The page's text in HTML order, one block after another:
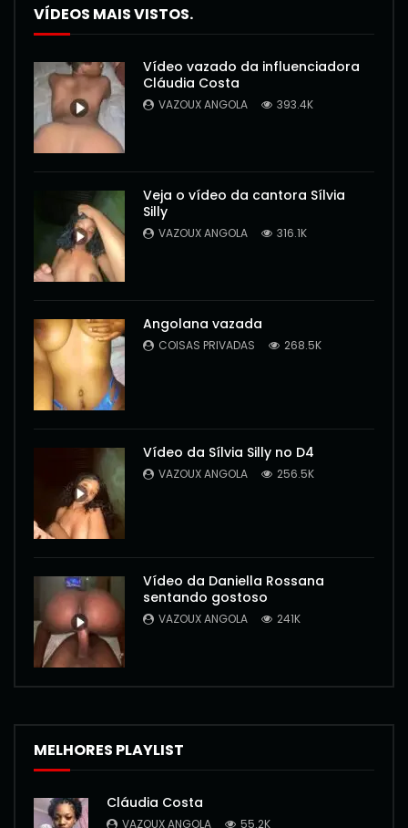
VÍDEOS MAIS VISTOS.
Vídeo vazado da influenciadora
Cláudia Costa
VAZOUX ANGOLA 393.4K
Veja o vídeo da cantora Sílvia
Silly
VAZOUX ANGOLA 316.1K
Angolana vazada
COISAS PRIVADAS 268.5K
Vídeo da Sílvia Silly no D4
VAZOUX ANGOLA 256.5K
Vídeo da Daniella Rossana
sentando gostoso
VAZOUX ANGOLA 241K
MELHORES PLAYLIST
Cláudia Costa
VAZOUX ANGOLA 55.2K